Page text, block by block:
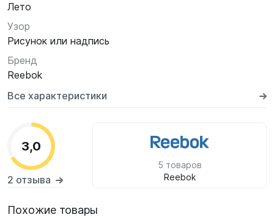
Лето
Узор
Рисунок или надпись
Бренд
Reebok
Все характеристики
3,0
2 отзыва
5 товаров
Reebok
Похожие товары